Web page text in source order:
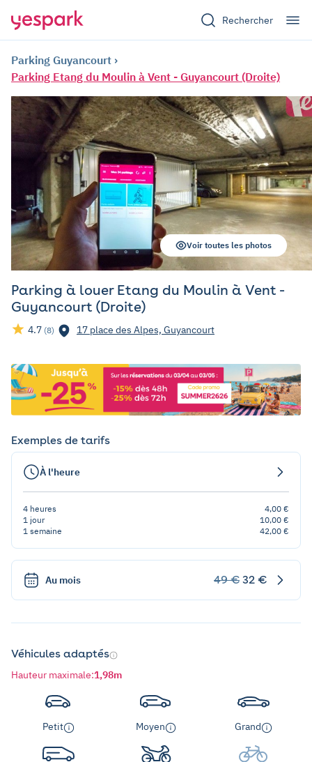
Rechercher
Parking Guyancourt
Parking Etang du Moulin à Vent - Guyancourt (Droite)
Parking à louer Etang du Moulin à Vent -
Guyancourt (Droite)
4.7 (8) 17 place des Alpes, Guyancourt
Voir toutes les photos
Exemples de tarifs
À l'heure
4 heures
4,00 €
1 jour
10,00 €
1 semaine
42,00 €
Au mois 49 € 32 €
Véhicules adaptés
Hauteur maximale:1,98m
Petit Moyen Grand